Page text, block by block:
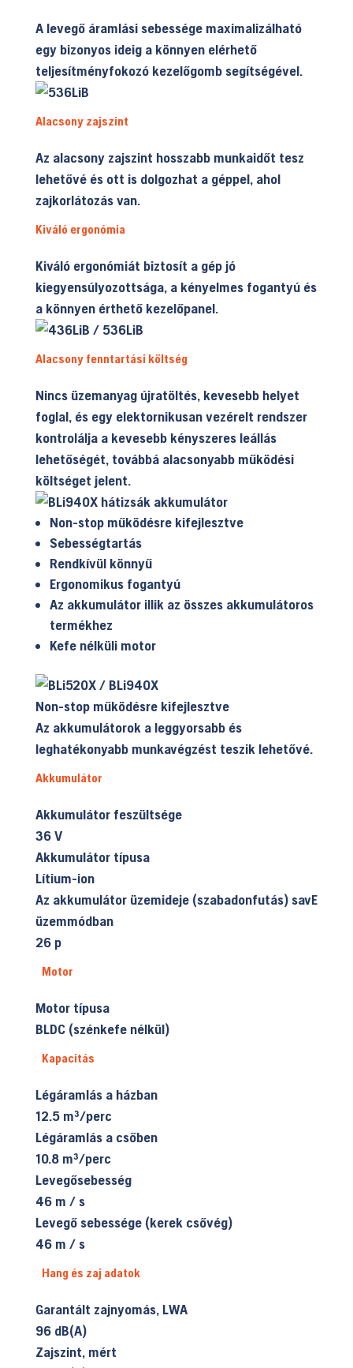
A levegő áramlási sebessége maximalizálható
egy bizonyos ideig a könnyen elérhető
teljesítményfokozó kezelőgomb segítségével.
Alacsony zajszint
Az alacsony zajszint hosszabb munkaidőt tesz
lehetővé és ott is dolgozhat a géppel, ahol
zajkorlátozás van.
Kiváló ergonómia
Kiváló ergonómiát biztosít a gép jó
kiegyensúlyozottsága, a kényelmes fogantyú és
a könnyen érthető kezelőpanel.
Alacsony fenntartási költség
Nincs üzemanyag újratöltés, kevesebb helyet
foglal, és egy elektornikusan vezérelt rendszer
kontrolálja a kevesebb kényszeres leállás
lehetőségét, továbbá alacsonyabb működési
költséget jelent.
Non-stop működésre kifejlesztve
Sebességtartás
Rendkívül könnyű
Ergonomikus fogantyú
Az akkumulátor illik az összes akkumulátoros
termékhez
Kefe nélküli motor
Non-stop működésre kifejlesztve
Az akkumulátorok a leggyorsabb és
leghatékonyabb munkavégzést teszik lehetővé.
Akkumulátor
Akkumulátor feszültsége
36 V
Akkumulátor típusa
Lítium-ion
Az akkumulátor üzemideje (szabadonfutás) savE
üzemmódban
26 p
Motor
Motor típusa
BLDC (szénkefe nélkül)
Kapacitás
Légáramlás a házban
12.5 m³/perc
Légáramlás a csőben
10.8 m³/perc
Levegősebesség
46 m / s
Levegő sebessége (kerek csővég)
46 m / s
Hang és zaj adatok
Garantált zajnyomás, LWA
96 dB(A)
Zajszint, mért